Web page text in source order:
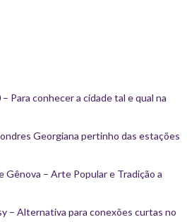
Para conhecer a cidade tal e qual na
Georgiana pertinho das estações
Gênova – Arte Popular e Tradição a
– Alternativa para conexões curtas no